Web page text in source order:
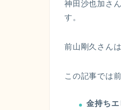
神田沙也加さ
す。
前山剛久さん
この記事では
金持ち